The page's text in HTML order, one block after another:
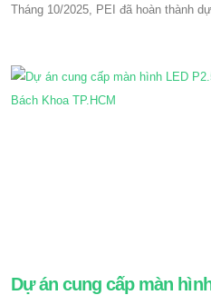
Tháng 10/2025, PEI đã hoàn thành
Dự án cung cấp màn